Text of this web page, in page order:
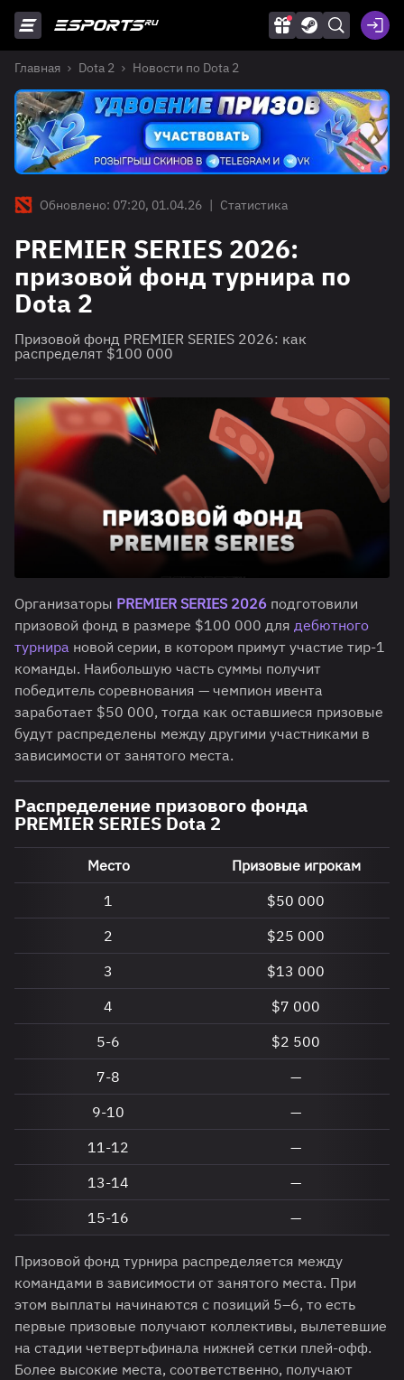
Главная Dota 2 Новости по Dota 2
Обновлено: 07:20, 01.04.26 | Статистика
PREMIER SERIES 2026:
призовой фонд турнира по
Dota 2
Призовой фонд PREMIER SERIES 2026: как
распределят $100 000
Организаторы PREMIER SERIES 2026 подготовили
призовой фонд в размере $100 000 для дебютного
турнира новой серии, в котором примут участие тир-1
команды. Наибольшую часть суммы получит
победитель соревнования — чемпион ивента
заработает $50 000, тогда как оставшиеся призовые
будут распределены между другими участниками в
зависимости от занятого места.
Распределение призового фонда
PREMIER SERIES Dota 2
Место
Призовые игрокам
1
$50 000
2
$25 000
3
$13 000
4
$7 000
5-6
$2 500
7-8
—
9-10
—
11-12
—
13-14
—
15-16
—
Призовой фонд турнира распределяется между
командами в зависимости от занятого места. При
этом выплаты начинаются с позиций 5–6, то есть
первые призовые получают коллективы, вылетевшие
на стадии четвертьфинала нижней сетки плей-офф.
Более высокие места, соответственно, получают